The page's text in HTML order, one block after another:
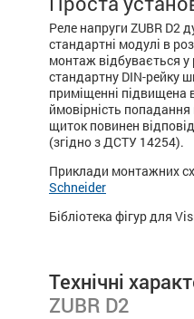
Реле напруги ZUBR D2
стандартні модулі в
монтаж відбувається
стандартну DIN-рейку
приміщенні підвищена
ймовірність попадання
щиток повинен
(згідно з ДСТУ 14254).
Приклади монтажних
Schneider
Бібліотека фігур для
Технічні
ZUBR D2